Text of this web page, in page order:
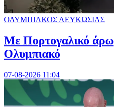
ΟΛΥΜΠΙΑΚΟΣ ΛΕΥΚΩΣΙΑΣ
Με Πορτογαλικό
Ολυμπιακό
07-08-2026 11:04